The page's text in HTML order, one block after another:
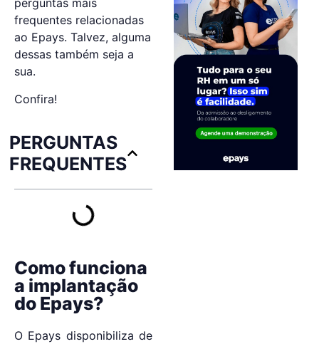
perguntas mais
frequentes relacionadas
ao Epays. Talvez, alguma
dessas também seja a
sua.
Confira!
PERGUNTAS
FREQUENTES
Como funciona
a implantação
do Epays?
O Epays disponibiliza de